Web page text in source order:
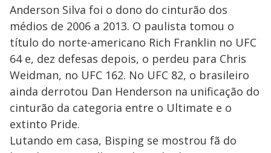
Anderson Silva foi o dono do cinturão dos
médios de 2006 a 2013. O paulista tomou o
título do norte-americano Rich Franklin no UFC
64 e, dez defesas depois, o perdeu para Chris
Weidman, no UFC 162. No UFC 82, o brasileiro
ainda derrotou Dan Henderson na unificação do
cinturão da categoria entre o Ultimate e o
extinto Pride.
Lutando em casa, Bisping se mostrou fã do